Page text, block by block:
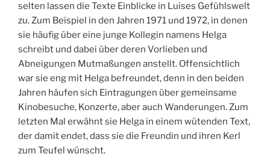
selten lassen die Texte Einblicke in Luises Gefühlswelt
zu. Zum Beispiel in den Jahren 1971 und 1972, in denen
sie häufig über eine junge Kollegin namens Helga
schreibt und dabei über deren Vorlieben und
Abneigungen Mutmaßungen anstellt. Offensichtlich
war sie eng mit Helga befreundet, denn in den beiden
Jahren häufen sich Eintragungen über gemeinsame
Kinobesuche, Konzerte, aber auch Wanderungen. Zum
letzten Mal erwähnt sie Helga in einem wütenden Text,
der damit endet, dass sie die Freundin und ihren Kerl
zum Teufel wünscht.